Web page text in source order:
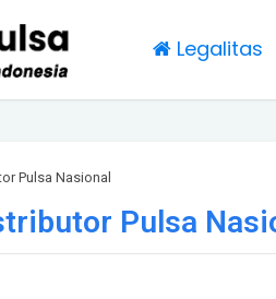
Legalitas
Pulsa Nasional
Pulsa